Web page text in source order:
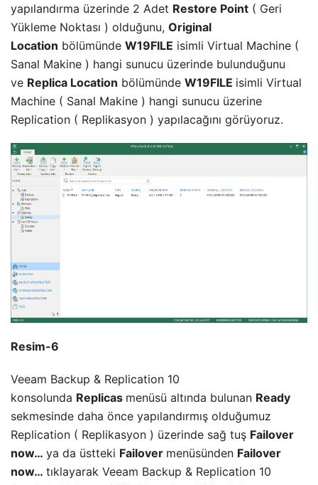
yapılandırma üzerinde 2 Adet Restore Point ( Geri
Yükleme Noktası ) olduğunu, Original
Location bölümünde W19FILE isimli Virtual Machine (
Sanal Makine ) hangi sunucu üzerinde bulunduğunu
ve Replica Location bölümünde W19FILE isimli Virtual
Machine ( Sanal Makine ) hangi sunucu üzerine
Replication ( Replikasyon ) yapılacağını görüyoruz.
Resim-6
Veeam Backup & Replication 10
konsolunda Replicas menüsü altında bulunan Ready
sekmesinde daha önce yapılandırmış olduğumuz
Replication ( Replikasyon ) üzerinde sağ tuş Failover
now… ya da üstteki Failover menüsünden Failover
now… tıklayarak Veeam Backup & Replication 10